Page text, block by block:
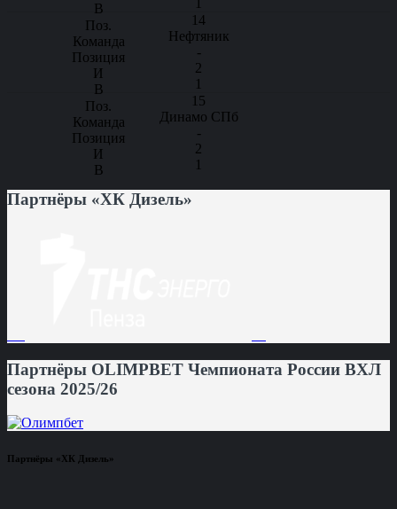
1
14
Нефтяник
-
2
1
15
Динамо СПб
-
2
1
Партнёры «ХК Дизель»
Партнёры OLIMPBET Чемпионата России ВХЛ
сезона 2025/26
Партнёры «ХК Дизель»